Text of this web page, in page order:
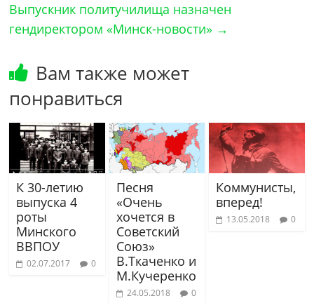
Выпускник политучилища назначен
гендиректором «Минск-новости» →
Вам также может
понравиться
К 30-летию
выпуска 4
роты
Минского
ВВПОУ
02.07.2017 0
Песня
«Очень
хочется в
Советский
Союз»
В.Ткаченко и
М.Кучеренко
24.05.2018 0
Коммунисты,
вперед!
13.05.2018 0